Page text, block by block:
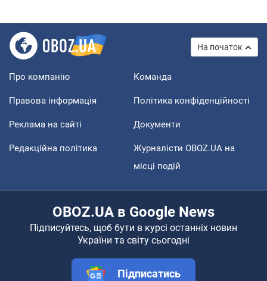
На початок
Про компанію Команда
Правова інформація Політика конфіденційності
Реклама на сайті Документи
Редакційна політика
Журналісти OBOZ.UA на
місці подій
OBOZ.UA в Google News
Підписуйтесь, щоб бути в курсі останніх новин
України та світу сьогодні
Підписатись